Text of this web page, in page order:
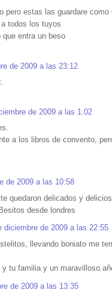
pero estas las guardare como
todos los tuyos
que entra un beso
de 2009 a las 23:12
de 2009 a las 1:02
a los libros de convento,
de 2009 a las 10:58
quedaron delicados y
desde londres
diciembre de 2009 a las 22:55
llevando boniato me
tu familia y un maravilloso
de 2009 a las 13:35